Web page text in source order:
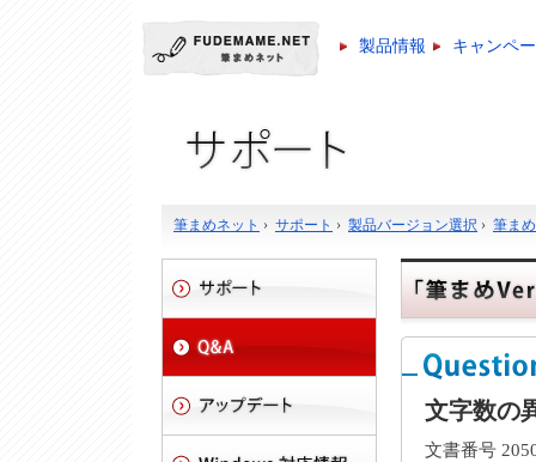
製品情報 キャンペ
筆まめネット › サポート › 製品バージョン選択 › 筆ま
文字数の
文書番号